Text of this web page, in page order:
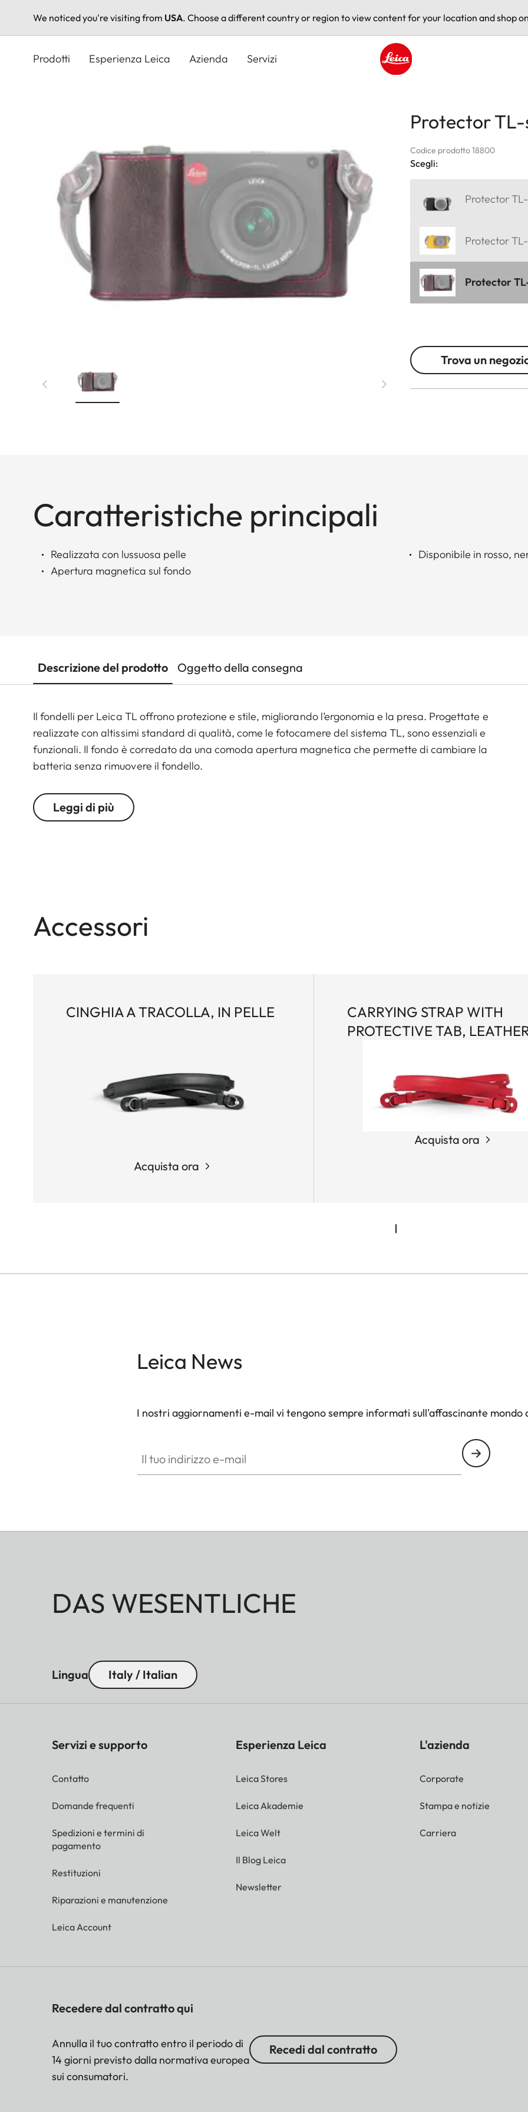
We noticed you're visiting from USA. Choose a different country or region to view content for your location and shop
Prodotti Esperienza Leica Azienda Servizi
Protector
Codice prodotto 18800
Scegli:
Protector
Protector
Protector
Trova un
Caratteristiche principali
Realizzata con lussuosa pelle
Apertura magnetica sul fondo
Disponibile in rosso,
Descrizione del prodotto Oggetto della consegna
Il fondelli per Leica TL offrono protezione e stile, migliorando l’ergonomia e la presa. Progettate e
realizzate con altissimi standard di qualità, come le fotocamere del sistema TL, sono essenziali e
funzionali. Il fondo è corredato da una comoda apertura magnetica che permette di cambiare la
batteria senza rimuovere il fondello.
Leggi di più
Accessori
CINGHIA A TRACOLLA, IN PELLE
Acquista ora
CARRYING STRAP WITH
PROTECTIVE TAB,
Acquista ora
Leica News
I nostri aggiornamenti e-mail vi tengono sempre informati sull'affascinante mondo
DAS WESENTLICHE
Lingua Italy / Italian
Servizi e supporto
Contatto
Domande frequenti
Spedizioni e termini di
pagamento
Restituzioni
Riparazioni e manutenzione
Leica Account
Esperienza Leica
Leica Stores
Leica Akademie
Leica Welt
Il Blog Leica
Newsletter
L'azienda
Corporate
Stampa e notizie
Carriera
Recedere dal contratto qui
Annulla il tuo contratto entro il periodo di
14 giorni previsto dalla normativa europea
sui consumatori.
Recedi dal contratto